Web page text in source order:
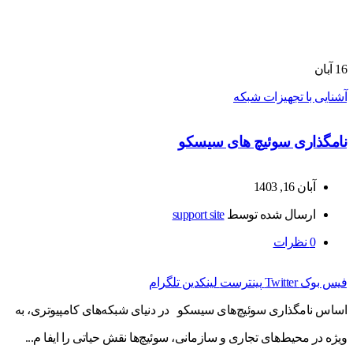
16 آبان
آشنایی با تجهیزات شبکه
نامگذاری سوئیچ های سیسکو
آبان 16, 1403
ارسال شده توسطsupport site
0 نظرات
فیس بوک Twitter پینترست لینکدین تلگرام
اساس نامگذاری سوئیچ‌های سیسکو در دنیای شبکه‌های کامپیوتری، به
ویژه در محیط‌های تجاری و سازمانی، سوئیچ‌ها نقش حیاتی را ایفا م...